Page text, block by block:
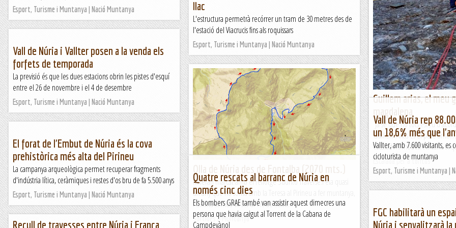
Si Montserrat enamora, la
doncs, per sort, no hi ha la
zones. Admirar aquest
en...
Manel&Ita
Esport, Turisme i Muntanya | Nació Muntanya
llac
L'estructura permetrà recórrer un tram de 30 metres des de
l'estació del Viacrucis fins als roquissars
Esport, Turisme i Muntanya | Nació Muntanya
Guillem arias, el meu
Ja sé que no tots esteu
Guillem Arias és el puto
escaladors modestets com el
Escalada per a tontos
Vall de Núria i Vallter posen a la venda els
forfets de temporada
La previsió és que les dues estacions obrin les pistes d'esquí
entre el 26 de novembre i el 4 de desembre
Esport, Turisme i Muntanya | Nació Muntanya
Itinerari marcat amb el rellotge Suunto Traverse.Feia quasi
un any que no sortia amb la Teresa al Pirineu a fer muntanya,
l'última sortida va ser al Pic de Saint...
Sortides a Muntanya
Vall de Núria rep
un 18,6% més que
Vallter, amb 7.600 visitants, es
cicloturista de muntanya
Esport, Turisme i Muntanya |
El forat de l'Embut de Núria és la cova
prehistòrica més alta del Pirineu
La campanya arqueològica permet recuperar fragments
d'indústria lítica, ceràmiques i restes d'os bru de fa 5.500 anys
Esport, Turisme i Muntanya | Nació Muntanya
Quatre rescats al barranc de Núria en
només cinc dies
Els bombers GRAE també van assistir aquest dimecres una
persona que havia caigut al Torrent de la Cabana de
Campdevànol
FGC habilitarà un
Núria i senyalitzarà la
Recull de travesses entre Núria i França